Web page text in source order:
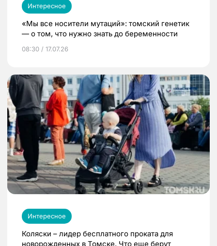
Интересное
«Мы все носители мутаций»: томский генетик
— о том, что нужно знать до беременности
08:30 / 17.07.26
Интересное
Коляски – лидер бесплатного проката для
новорожденных в Томске. Что еще берут